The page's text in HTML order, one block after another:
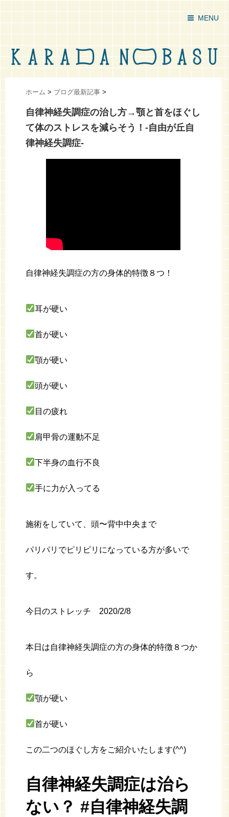
MENU
ホーム > ブログ最新記事 >
自律神経失調症の治し方→顎と首をほぐし
て体のストレスを減らそう！-自由が丘自
律神経失調症-
自律神経失調症の方の身体的特徴８つ！
耳が硬い
首が硬い
顎が硬い
頭が硬い
目の疲れ
肩甲骨の運動不足
下半身の血行不良
手に力が入ってる
施術をしていて、頭〜背中中央まで
パリパリでピリピリになっている方が多いで
す。
今日のストレッチ 2020/2/8
本日は自律神経失調症の方の身体的特徴８つか
ら
顎が硬い
首が硬い
この二つのほぐし方をご紹介いたします(^^)
自律神経失調症は治ら
ない？ #自律神経失調